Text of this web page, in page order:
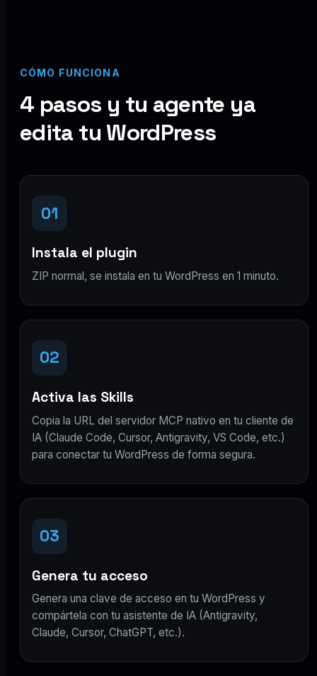
CÓMO FUNCIONA
4 pasos y tu agente ya
edita tu WordPress
01
Instala el plugin
ZIP normal, se instala en tu WordPress en 1 minuto.
02
Activa las Skills
Copia la URL del servidor MCP nativo en tu cliente de
IA (Claude Code, Cursor, Antigravity, VS Code, etc.)
para conectar tu WordPress de forma segura.
03
Genera tu acceso
Genera una clave de acceso en tu WordPress y
compártela con tu asistente de IA (Antigravity,
Claude, Cursor, ChatGPT, etc.).